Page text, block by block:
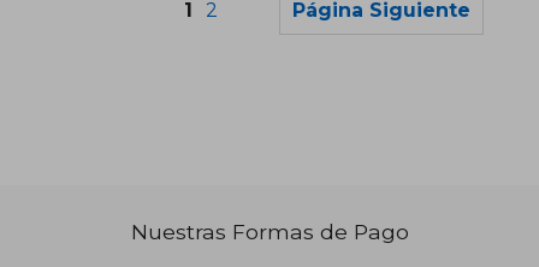
1 2 Página Siguiente
Nuestras Formas de Pago